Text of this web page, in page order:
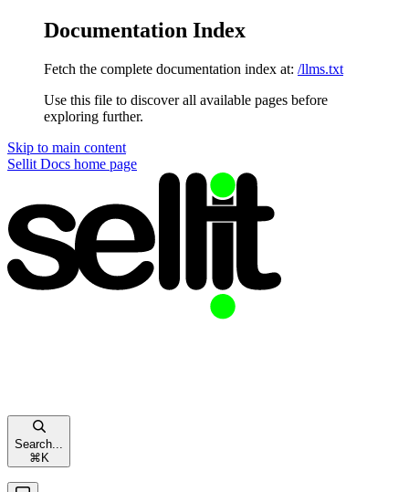
Documentation Index
Fetch the complete documentation index at: /llms.txt
Use this file to discover all available pages before
exploring further.
Skip to main content
Sellit Docs home page
Search...
⌘ K